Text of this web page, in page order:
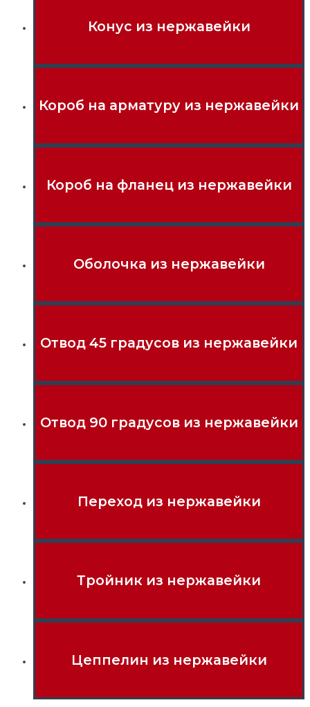
Конус из нержавейки
Короб на арматуру из нержавейки
Короб на фланец из нержавейки
Оболочка из нержавейки
Отвод 45 градусов из нержавейки
Отвод 90 градусов из нержавейки
Переход из нержавейки
Тройник из нержавейки
Цеппелин из нержавейки